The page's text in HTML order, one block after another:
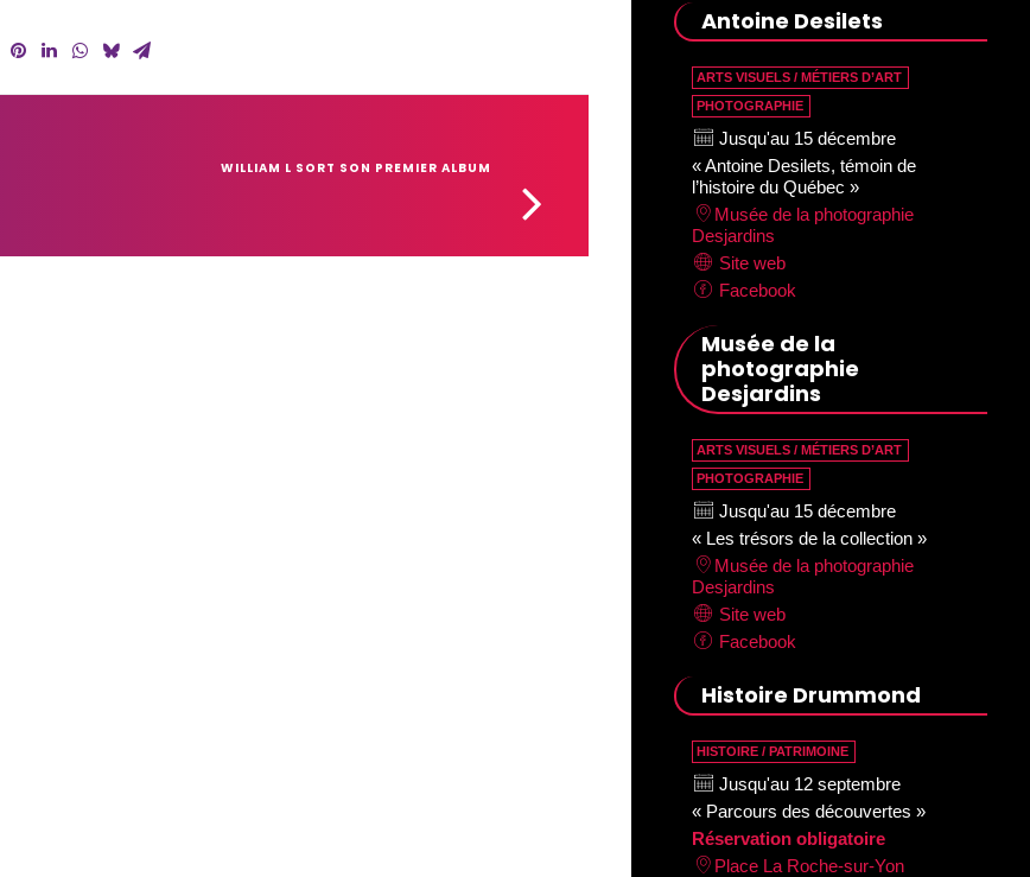
WILLIAM L SORT SON PREMIER ALBUM
Antoine Desilets
ARTS VISUELS / MÉTIERS D’ART
PHOTOGRAPHIE
Jusqu'au 15 décembre
« Antoine Desilets, témoin de
l’histoire du Québec »
Musée de la photographie
Desjardins
Site web
Facebook
Musée de la
photographie
Desjardins
ARTS VISUELS / MÉTIERS D’ART
PHOTOGRAPHIE
Jusqu'au 15 décembre
« Les trésors de la collection »
Musée de la photographie
Desjardins
Site web
Facebook
Histoire Drummond
HISTOIRE / PATRIMOINE
Jusqu'au 12 septembre
« Parcours des découvertes »
Réservation obligatoire
Place La Roche-sur-Yon